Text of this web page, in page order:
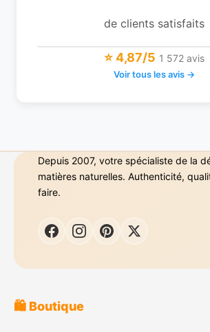
de clients satisfaits
⭐ 4,87/5 1 572 avis
Voir tous les avis →
Depuis 2007, votre spécialiste de la
matières naturelles. Authenticité,
faire.
🛍️ Boutique